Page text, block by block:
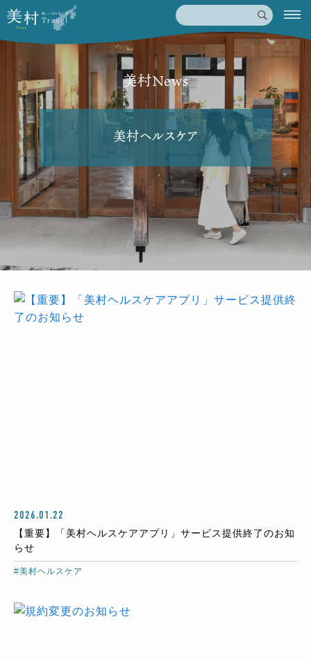
美村News
美村ヘルスケア
2026.01.22
【重要】「美村ヘルスケアアプリ」サービス提供終了のお知
らせ
#美村ヘルスケア